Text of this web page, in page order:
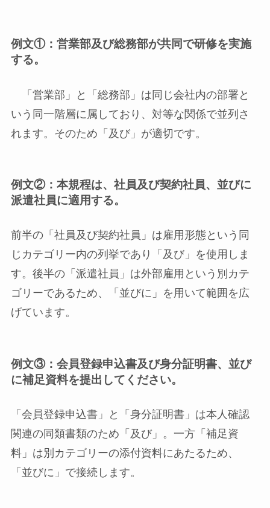
例文①：営業部及び総務部が共同で研修を実施
する。
「営業部」と「総務部」は同じ会社内の部署と
いう同一階層に属しており、対等な関係で並列さ
れます。そのため「及び」が適切です。
例文②：本規程は、社員及び契約社員、並びに
派遣社員に適用する。
前半の「社員及び契約社員」は雇用形態という同
じカテゴリー内の列挙であり「及び」を使用しま
す。後半の「派遣社員」は外部雇用という別カテ
ゴリーであるため、「並びに」を用いて範囲を広
げています。
例文③：会員登録申込書及び身分証明書、並び
に補足資料を提出してください。
「会員登録申込書」と「身分証明書」は本人確認
関連の同類書類のため「及び」。一方「補足資
料」は別カテゴリーの添付資料にあたるため、
「並びに」で接続します。